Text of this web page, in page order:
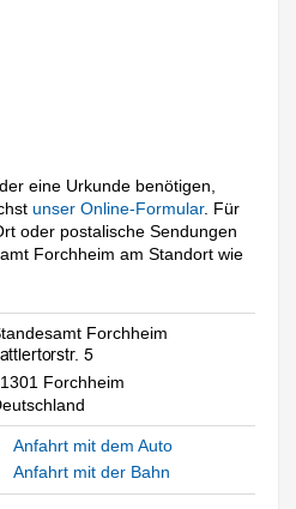
eine Urkunde benötigen,
unser Online-Formular. Für
oder postalische Sendungen
Forchheim am Standort wie
Forchheim
Forchheim
Anfahrt mit dem Auto
Anfahrt mit der Bahn